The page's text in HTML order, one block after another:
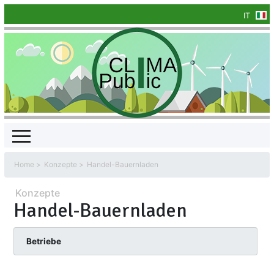
IT
Home Konzepte Handel-Bauernladen
Konzepte
Handel-Bauernladen
Betriebe